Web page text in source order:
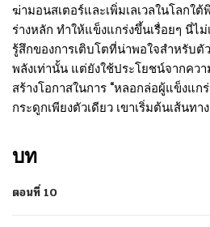
ฆ่ามอนสเตอร์และเพิ่มเลเวลในโลกใ
ร่างหลัก ทำให้แข็งแกร่งขึ้นเรื่อยๆ นี่ไ
รู้สึกของการเติบโตที่น่าพอใจสำหรับ
พลังเท่านั้น แต่ยังใช้ประโยชน์จากคว
สร้างโอกาสในการ “หลอกล่อผู้แข็งแก
กระดูกเพียงตัวเดียว เขาเริ่มต้นเส้นทา
บท
ตอนที่ 10